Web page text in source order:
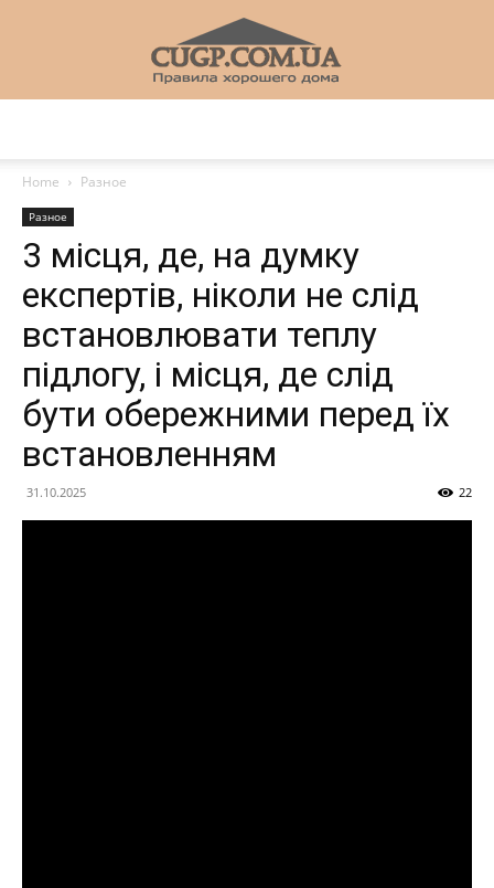
портал
Home Разное
Разное
3 місця, де, на думку
експертів, ніколи не слід
встановлювати теплу
підлогу, і місця, де слід
бути обережними перед їх
встановленням
31.10.2025 22